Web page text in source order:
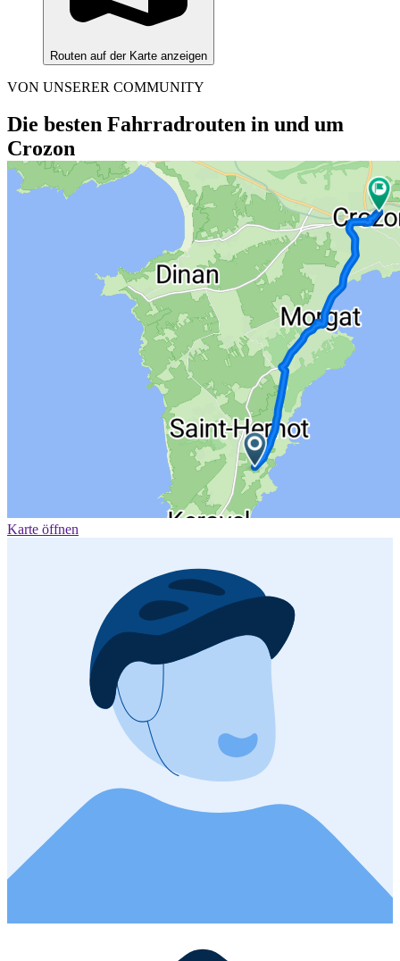
Routen auf der Karte anzeigen
VON UNSERER COMMUNITY
Die besten Fahrradrouten in und um
Crozon
Karte öffnen